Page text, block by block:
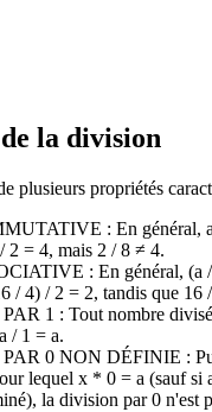
la division
plusieurs propriétés
: En général,
2 = 4, mais 2 / 8 ≠ 4.
: En général, (a
/ 4) / 2 = 2, tandis que 16
1 : Tout nombre divisé
/ 1 = a.
0 NON DÉFINIE :
lequel x * 0 = a (sauf si
la division par 0 n'est